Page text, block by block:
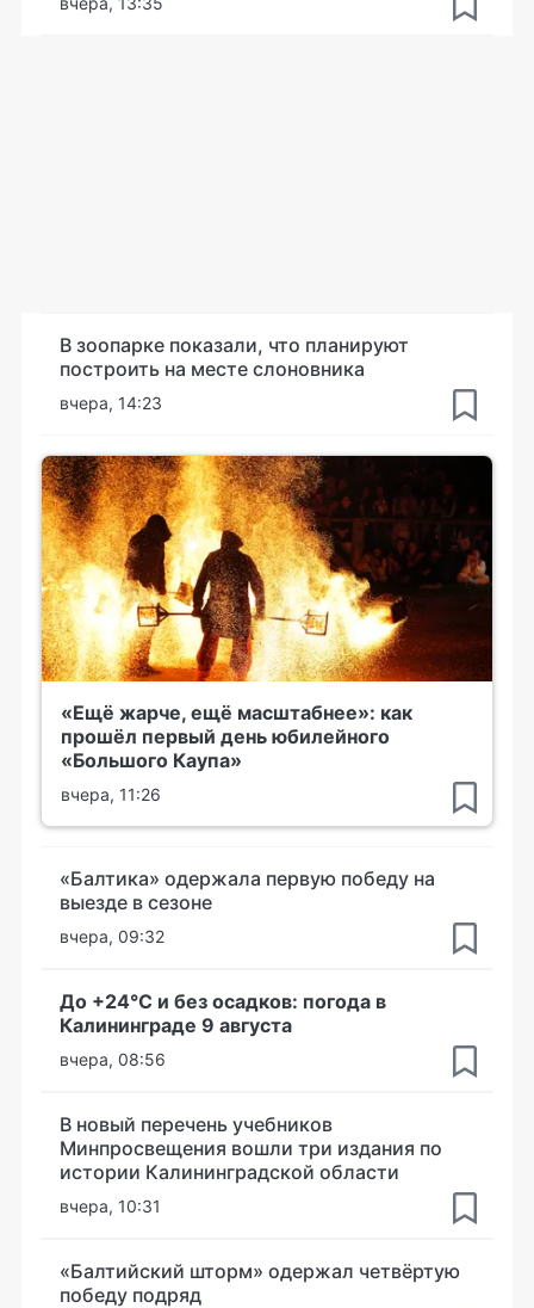
В зоопарке показали, что планируют
построить на месте слоновника
вчера, 14:23
«Ещё жарче, ещё масштабнее»: как
прошёл первый день юбилейного
«Большого Каупа»
вчера, 11:26
«Балтика» одержала первую победу на
выезде в сезоне
вчера, 09:32
До +24°С и без осадков: погода в
Калининграде 9 августа
вчера, 08:56
В новый перечень учебников
Минпросвещения вошли три издания по
истории Калининградской области
вчера, 10:31
«Балтийский шторм» одержал четвёртую
победу подряд